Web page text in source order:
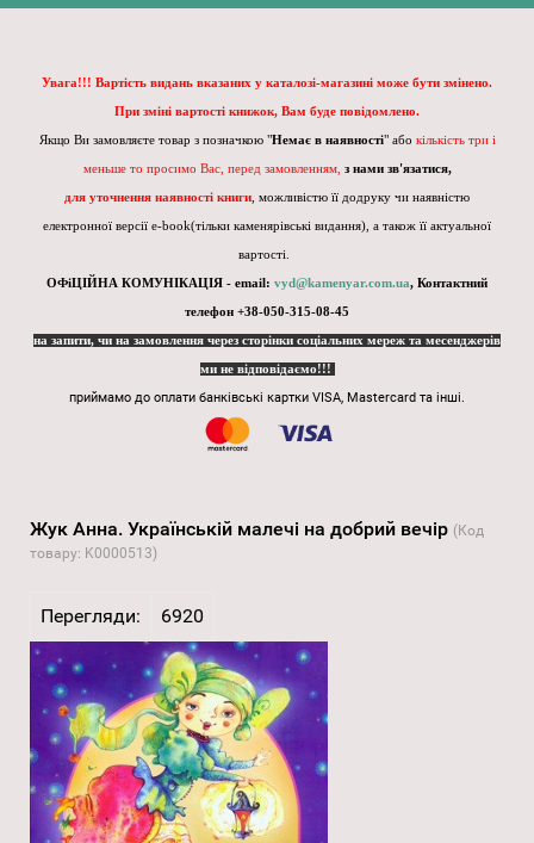
Увага!!! Вартість видань вказаних у каталозі-магазині може бути змінено.
При зміні вартості книжок, Вам буде повідомлено.
Якщо Ви замовляєте товар з позначкою "Немає в наявності" або кількість три і
меньше то просимо Вас, перед замовленням, з нами зв'язатися,
для уточнення наявності книги , можливістю її додруку чи наявністю
електронної версії e-book(тільки каменярівські видання), а також її актуальної
вартості.
ОФіЦІЙНА КОМУНІКАЦІЯ - email: vyd@kamenyar.com.ua, Контактний
телефон +38-050-315-08-45
на запити, чи на замовлення через сторінки соціальних мереж та месенджерів
ми не відповідаємо!!!
приймамо до оплати банківські картки VISA, Mastercard та інші.
Жук Анна. Українській малечі на добрий вечір (Код
товару: K0000513)
Перегляди: 6920